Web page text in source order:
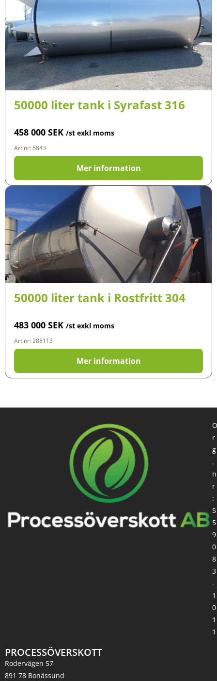
50000 liter tank i Syrafast 316
458 000 SEK /st exkl moms
Art.nr: 5843
Mer information
50000 liter tank i Rostfritt 304
483 000 SEK /st exkl moms
Art.nr: 288113
Mer information
PROCESSÖVERSKOTT
Rodervägen 57
891 78 Bonässund
O
r
g
.
n
r
:
5
5
9
0
8
3
-
1
0
1
1